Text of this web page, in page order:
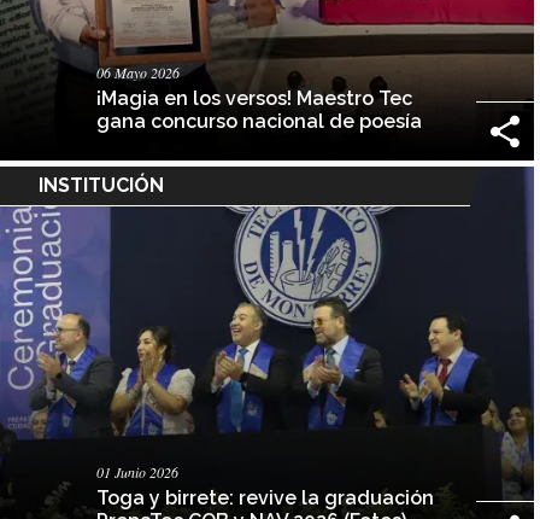
06 Mayo 2026
¡Magia en los versos! Maestro Tec
gana concurso nacional de poesía
INSTITUCIÓN
01 Junio 2026
Toga y birrete: revive la graduación